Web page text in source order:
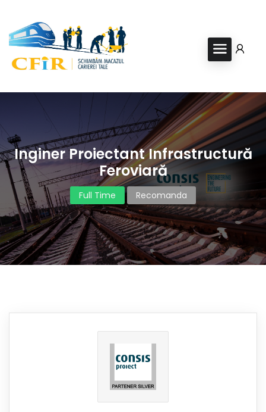
Inginer Proiectant Infrastructură
Feroviară
Full Time Recomanda